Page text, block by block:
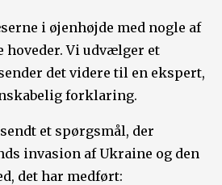
i øjenhøjde med nogle af
hoveder. Vi udvælger et
det videre til en ekspert,
forklaring.
et spørgsmål, der
invasion af Ukraine og den
det har medført: